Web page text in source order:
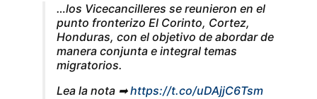
…los Vicecancilleres se reunieron en el
punto fronterizo El Corinto, Cortez,
Honduras, con el objetivo de abordar de
manera conjunta e integral temas
migratorios.
Lea la nota ➡https://t.co/uDAjjC6Tsm